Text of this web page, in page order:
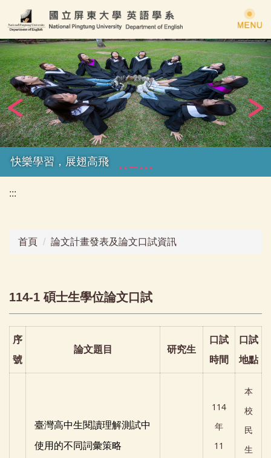
到
主
要
內
容
區
快樂學習，展翅高飛
:::
首頁 論文計畫發表及論文口試資訊
114-1 碩士生學位論文口試
序
號
論文題目 研究生
口試
時間
口試
地點
臺灣高中生閱讀理解測試中
使用的不同詞彙策略
114
年
11
本
校
民
生